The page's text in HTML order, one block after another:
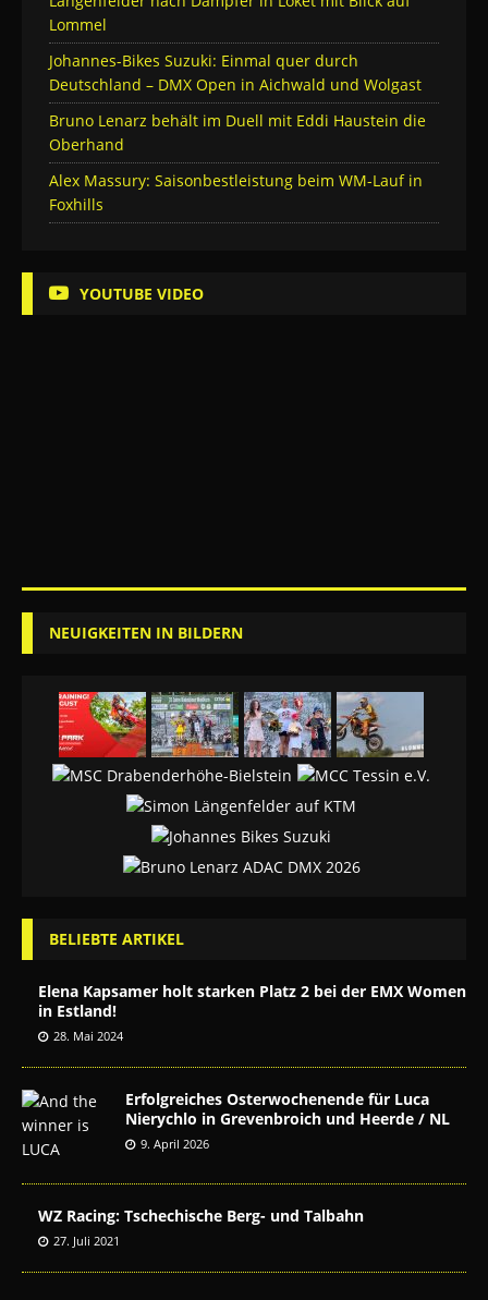
Lommel
Johannes-Bikes Suzuki: Einmal quer durch
Deutschland – DMX Open in Aichwald und Wolgast
Bruno Lenarz behält im Duell mit Eddi Haustein die
Oberhand
Alex Massury: Saisonbestleistung beim WM-Lauf in
Foxhills
YOUTUBE VIDEO
NEUIGKEITEN IN BILDERN
BELIEBTE ARTIKEL
Elena Kapsamer holt starken Platz 2 bei der EMX Women
in Estland!
28. Mai 2024
Erfolgreiches Osterwochenende für Luca
Nierychlo in Grevenbroich und Heerde / NL
9. April 2026
WZ Racing: Tschechische Berg- und Talbahn
27. Juli 2021